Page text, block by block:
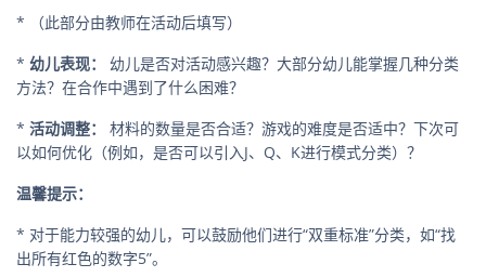
* （此部分由教师在活动后填写）
* 幼儿表现：
幼儿是否对活动感兴趣？大部分幼儿能掌握几种分类
方法？在合作中遇到了什么困难？
* 活动调整：
材料的数量是否合适？游戏的难度是否适中？下次可
以如何优化（例如，是否可以引入J、Q、K进行模式分类）？
温馨提示：
* 对于能力较强的幼儿，可以鼓励他们进行“双重标准”分类，如“找
出所有红色的数字5”。